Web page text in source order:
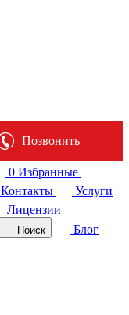
Позвонить
0 Избранные
Контакты
Услуги
Лицензии
Поиск
Блог